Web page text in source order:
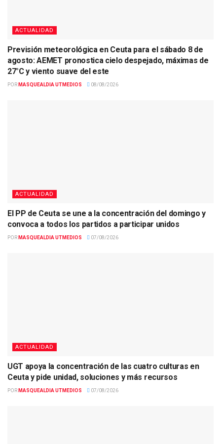
ACTUALIDAD
Previsión meteorológica en Ceuta para el sábado 8 de
agosto: AEMET pronostica cielo despejado, máximas de
27°C y viento suave del este
POR MASQUEALDIA UTMEDIOS 08/08/2026
ACTUALIDAD
El PP de Ceuta se une a la concentración del domingo y
convoca a todos los partidos a participar unidos
POR MASQUEALDIA UTMEDIOS 07/08/2026
ACTUALIDAD
UGT apoya la concentración de las cuatro culturas en
Ceuta y pide unidad, soluciones y más recursos
POR MASQUEALDIA UTMEDIOS 07/08/2026